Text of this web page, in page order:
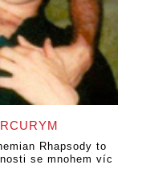
Rhapsody to
se mnohem víc